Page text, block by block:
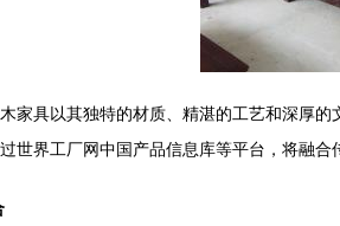
家具以其独特的材质、精湛的工艺和深厚
世界工厂网中国产品信息库等平台，将融合